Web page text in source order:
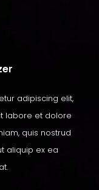
adipiscing elit,
labore et dolore
quis nostrud
aliquip ex ea